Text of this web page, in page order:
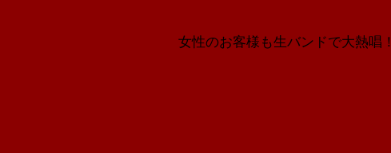
女性のお客様も生バンドで大熱唱！